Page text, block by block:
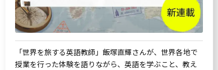
「世界を旅する英語教師」飯塚直輝さんが、世界各地で
授業を行った体験を語りながら、英語を学ぶこと、教え